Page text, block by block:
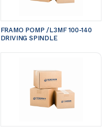
FRAMO POMP /L3MF 100-140
DRIVING SPINDLE